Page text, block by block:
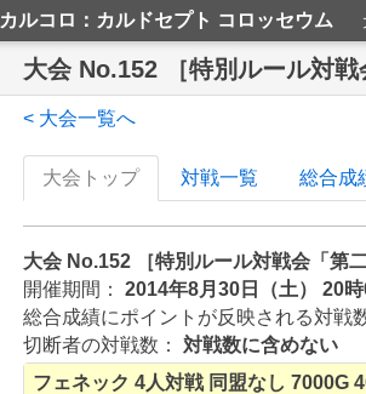
カルコロ：カルドセプト コロッセウム
大会 No.152 ［特別ルール対
< 大会一覧へ
大会トップ 対戦一覧 総合成
大会 No.152 ［特別ルール対戦会「第
開催期間： 2014年8月30日（土） 20
総合成績にポイントが反映される対戦
切断者の対戦数： 対戦数に含めない
フェネック 4人対戦 同盟なし 7000G